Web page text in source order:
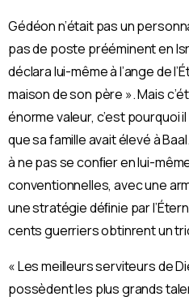
Gédéon n’était pas un
pas de poste prééminent en
déclara lui-même à l’ange de
maison de son père ». Mais
énorme valeur, c’est pourquoi
que sa famille avait élevé à
à ne pas se conﬁer en lui-
conventionnelles, avec une
une stratégie déﬁnie par
cents guerriers obtinrent un
« Les meilleurs serviteurs de
possèdent les plus grands